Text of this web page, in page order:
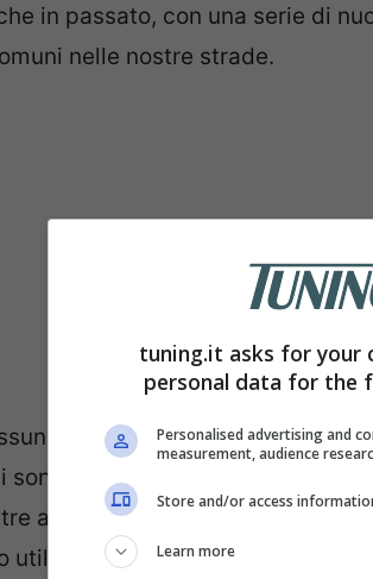
in passato, con una serie di
nelle nostre strade.
avrebbe mai immaginato
moltissime le zone in tutta
a questo però ci sono anche dei
utilizzati dai cittadini comuni, con
tuning.it asks for your
personal data for the
Personalised advertising and
measurement, audience
Store and/or access
Learn more